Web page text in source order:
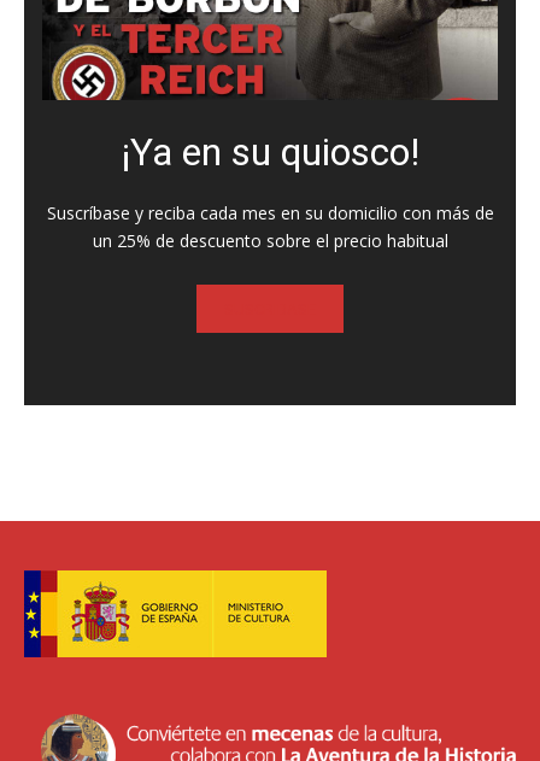
¡Ya en su quiosco!
Suscríbase y reciba cada mes en su domicilio con más de
un 25% de descuento sobre el precio habitual